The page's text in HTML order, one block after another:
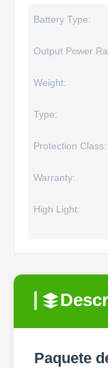
Battery Type:
Output Power
Weight:
Type:
Protection Class:
Warranty:
High Light:
Paquete